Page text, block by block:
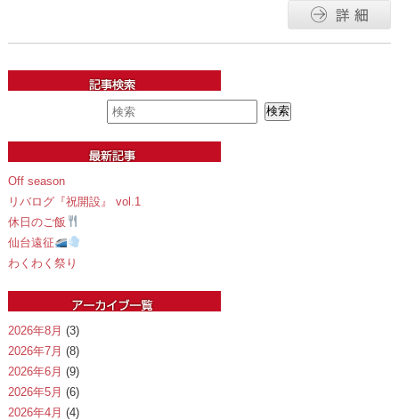
Off season
リバログ『祝開設』 vol.1
休日のご飯
仙台遠征
わくわく祭り
2026年8月 (3)
2026年7月 (8)
2026年6月 (9)
2026年5月 (6)
2026年4月 (4)